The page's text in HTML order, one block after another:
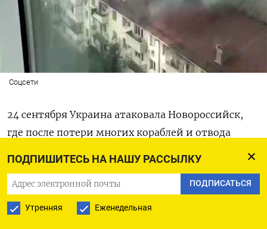
ПОДПИШИТЕСЬ НА НАШУ РАССЫЛКУ
ПОДПИСАТЬСЯ
Утренняя Еженедельная
Соцсети
24 сентября Украина атаковала Новороссийск,
где после потери многих кораблей и отвода
безэкипажными катерами (БЭК) и ударными
дронами. Поданнымгубернатора
Краснодарского края Вениамина Кондратьева,